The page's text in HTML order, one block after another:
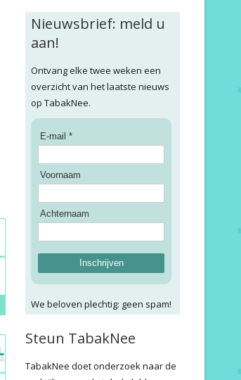
Nieuwsbrief: meld u
aan!
Ontvang elke twee weken een
overzicht van het laatste nieuws
op TabakNee.
E-mail *
Voornaam
Achternaam
Inschrijven
We beloven plechtig: geen spam!
Steun TabakNee
TabakNee doet onderzoek naar de